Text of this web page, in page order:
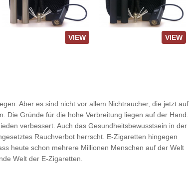
VIEW VIEW
Aber es sind nicht vor allem Nichtraucher, die jetzt auf
Die Gründe für die hohe Verbreitung liegen auf der Hand.
verbessert. Auch das Gesundheitsbewusstsein in der
Rauchverbot herrscht. E-Zigaretten hingegen
heute schon mehrere Millionen Menschen auf der Welt
Welt der E-Zigaretten.